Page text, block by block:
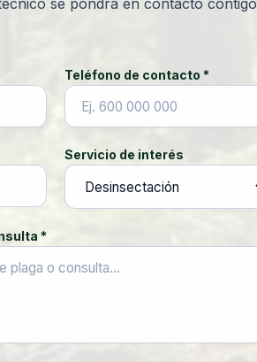
se pondrá en contacto contigo
Teléfono de contacto *
Servicio de interés
*